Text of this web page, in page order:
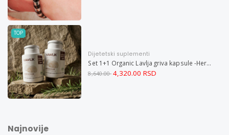
TOP
Dijetetski suplementi
Set 1+1 Organic Lavlja griva kapsule -Hericium ekstrakt 60
8,640.00 4,320.00 RSD
Najnovije